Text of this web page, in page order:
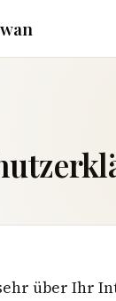
über Ihr